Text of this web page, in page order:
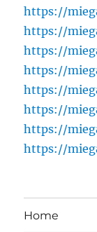
https://
https://
https://
https://
https://
https://
https://
https://
Home